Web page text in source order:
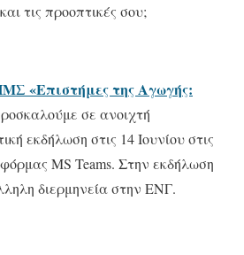
τις προοπτικές σου;
«Επιστήμες της Αγωγής:
σε ανοιχτή
εκδήλωση στις 14 Ιουνίου στις
MS Teams. Στην εκδήλωση
διερμηνεία στην ΕΝΓ.